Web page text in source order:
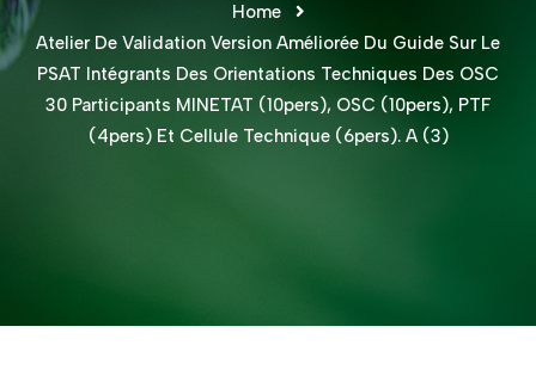
Home
Atelier De Validation Version Améliorée Du Guide Sur Le
PSAT Intégrants Des Orientations Techniques Des OSC
30 Participants MINETAT (10pers), OSC (10pers), PTF
(4pers) Et Cellule Technique (6pers). A (3)